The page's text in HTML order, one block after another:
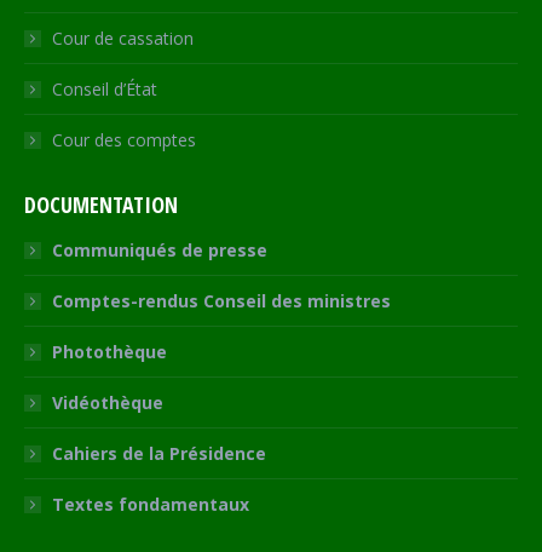
Cour de cassation
Conseil d’État
Cour des comptes
DOCUMENTATION
Communiqués de presse
Comptes-rendus Conseil des ministres
Photothèque
Vidéothèque
Cahiers de la Présidence
Textes fondamentaux